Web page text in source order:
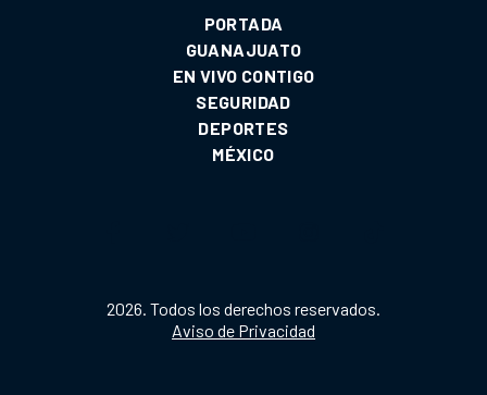
PORTADA
GUANAJUATO
EN VIVO CONTIGO
SEGURIDAD
DEPORTES
MÉXICO
2026. Todos los derechos reservados.
Aviso de Privacidad